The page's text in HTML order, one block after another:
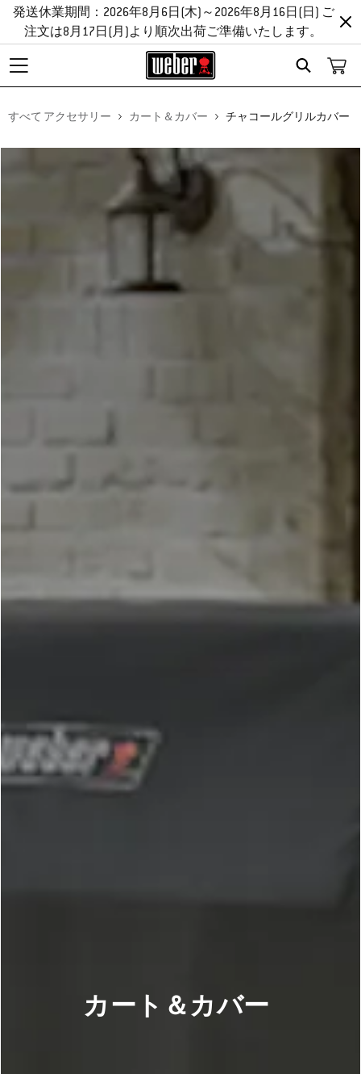
Search
発送休業期間：2026年8月6日(木)～2026年8月16日(日) ご
注文は8月17日(月)より順次出荷ご準備いたします。
すべて アクセサリー カート＆カバー チャコールグリルカバー
カート＆カバー